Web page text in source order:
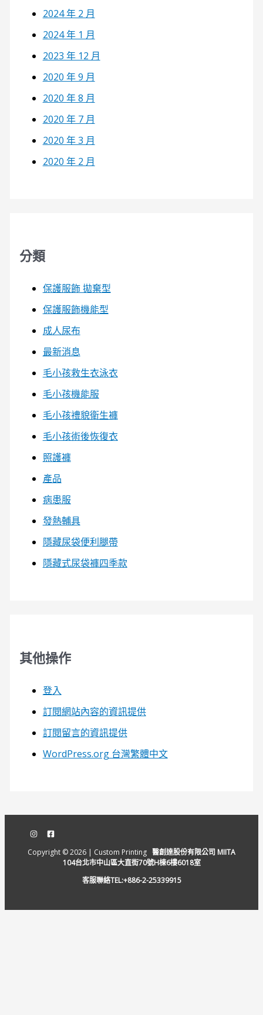
2024 年 2 月
2024 年 1 月
2023 年 12 月
2020 年 9 月
2020 年 8 月
2020 年 7 月
2020 年 3 月
2020 年 2 月
分類
保護服飾 拋棄型
保護服飾機能型
成人尿布
最新消息
毛小孩救生衣泳衣
毛小孩機能服
毛小孩禮貌衛生褲
毛小孩術後恢復衣
照護褲
產品
病患服
發熱輔具
隱藏尿袋便利腿帶
隱藏式尿袋褲四季款
其他操作
登入
訂閱網站內容的資訊提供
訂閱留言的資訊提供
WordPress.org 台灣繁體中文
Copyright © 2026 | Custom Printing 醫創達股份有限公司 MIITA
104台北市中山區大直街70號H棟6樓6018室
客服聯絡TEL:+886-2-25339915